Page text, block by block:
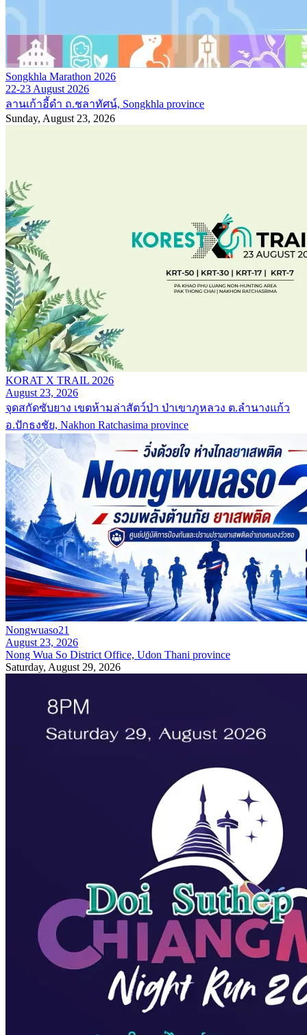
Songkhla Marathon 2026
22-23 August 2026
ลานเก้าอี้ดำ ถ.ชลาทัศน์, Songkhla province
Sunday, August 23, 2026
KORAT X TRAIL 2026
August 23, 2026
จุดสกัดซับยาง เขตห้ามล่าสัตว์ป่า ป่าเขาภูหลวง ต.ลำนางแก้ว
อ.ปักธงชัย, Nakhon Ratchasima province
Nongwuaso21
August 23, 2026
Nong Wua So District Office, Udon Thani province
Saturday, August 29, 2026